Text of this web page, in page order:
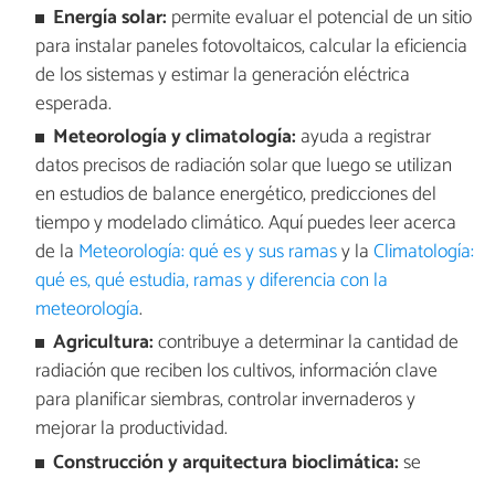
Energía solar: permite evaluar el potencial de un sitio
para instalar paneles fotovoltaicos, calcular la eficiencia
de los sistemas y estimar la generación eléctrica
esperada.
Meteorología y climatología: ayuda a registrar
datos precisos de radiación solar que luego se utilizan
en estudios de balance energético, predicciones del
tiempo y modelado climático. Aquí puedes leer acerca
de la Meteorología: qué es y sus ramasy laClimatología:
qué es, qué estudia, ramas y diferencia con la
meteorología.
Agricultura:contribuye a determinar la cantidad de
radiación que reciben los cultivos, información clave
para planificar siembras, controlar invernaderos y
mejorar la productividad.
Construcción y arquitectura bioclimática:se